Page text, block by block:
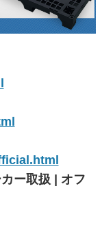
ー取扱 | オフ